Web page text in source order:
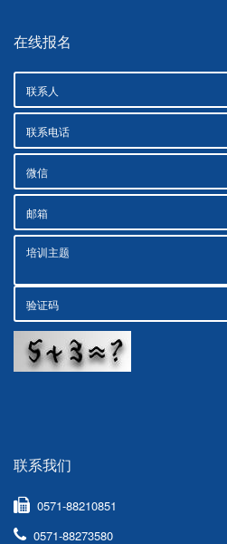
在线报名
联系我们
0571-88210851
0571-88273580